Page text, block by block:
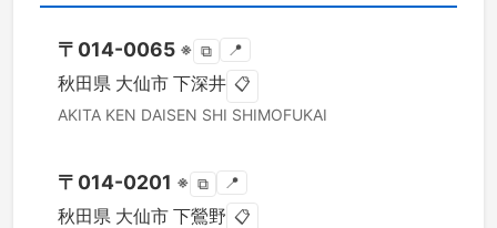
〒 014-0065 ※ ⧉ 📍
秋田県 大仙市 下深井 📋
AKITA KEN DAISEN SHI SHIMOFUKAI
〒 014-0201 ※ ⧉ 📍
秋田県 大仙市 下鶯野 📋